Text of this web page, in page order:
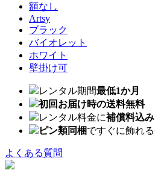
額なし
Artsy
ブラック
バイオレット
ホワイト
壁掛け可
レンタル期間最低1か月
初回お届け時の送料無料
レンタル料金に補償料込み
ピン類同梱ですぐに飾れる
よくある質問